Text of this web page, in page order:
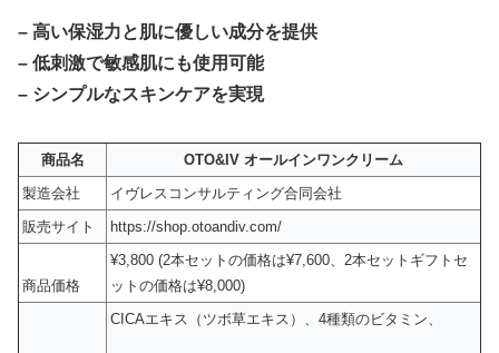
– 高い保湿力と肌に優しい成分を提供
– 低刺激で敏感肌にも使用可能
– シンプルなスキンケアを実現
商品名
OTO&IV オールインワンクリーム
製造会社
イヴレスコンサルティング合同会社
販売サイト
https://shop.otoandiv.com/
商品価格
¥3,800 (2本セットの価格は¥7,600、2本セットギフトセ
ットの価格は¥8,000)
CICAエキス（ツボ草エキス）、4種類のビタミン、